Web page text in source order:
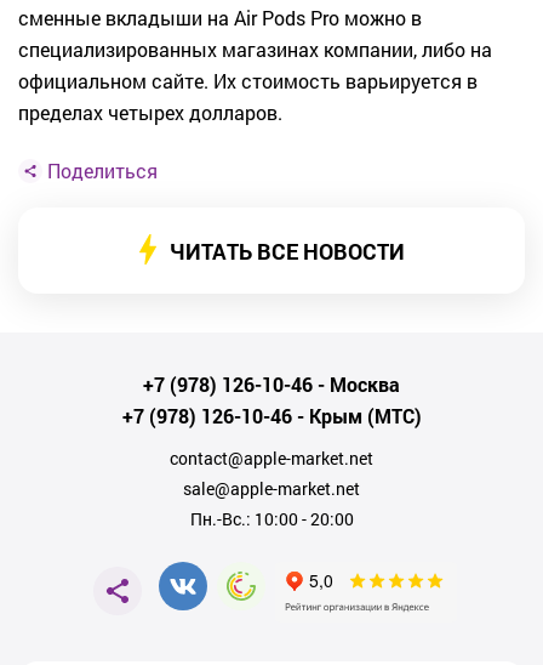
сменные вкладыши на Air Pods Pro можно в
специализированных магазинах компании, либо на
официальном сайте. Их стоимость варьируется в
пределах четырех долларов.
Поделиться
ЧИТАТЬ ВСЕ НОВОСТИ
+7 (978) 126-10-46- Москва
+7 (978) 126-10-46- Крым (МТС)
contact@apple-market.net
sale@apple-market.net
Пн.-Вс.: 10:00 - 20:00